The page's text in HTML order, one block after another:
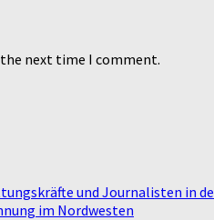
next time I comment.
und Journalisten in
im Nordwesten